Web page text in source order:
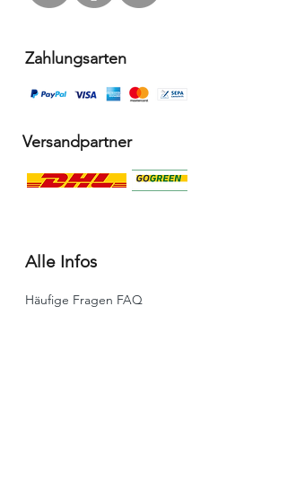
Zahlungsarten
Versandpartner
Alle Infos
Häufige Fragen FAQ